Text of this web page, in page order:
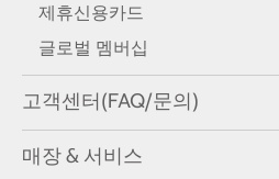
제휴신용카드
글로벌 멤버십
고객센터(FAQ/문의)
매장 & 서비스